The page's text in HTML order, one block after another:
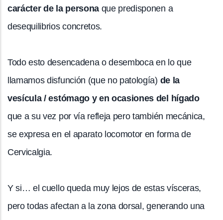
carácter de la personaque predisponen a
desequilibrios concretos.
Todo esto desencadena o desemboca en lo que
llamamos disfunción (que no patología) de la
vesícula / estómago y en ocasiones del hígado
que a su vez por vía refleja pero también mecánica,
se expresa en el aparato locomotor en forma de
Cervicalgia.
Y si… el cuello queda muy lejos de estas vísceras,
pero todas afectan a la zona dorsal, generando una